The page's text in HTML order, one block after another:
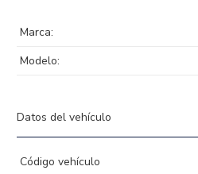
Marca:
Modelo:
Datos del vehículo
Código vehículo